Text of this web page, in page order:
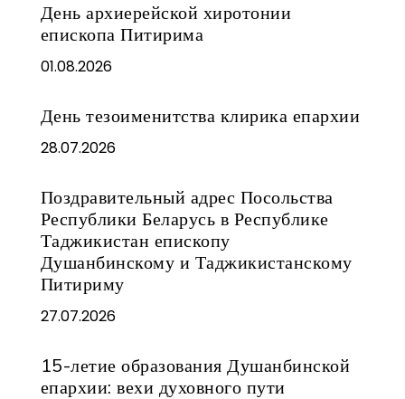
День архиерейской хиротонии
епископа Питирима
01.08.2026
День тезоименитства клирика епархии
28.07.2026
Поздравительный адрес Посольства
Республики Беларусь в Республике
Таджикистан епископу
Душанбинскому и Таджикистанскому
Питириму
27.07.2026
15-летие образования Душанбинской
епархии: вехи духовного пути